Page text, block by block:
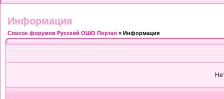
Информация
Список форумов Русский ОШО Портал » Информация